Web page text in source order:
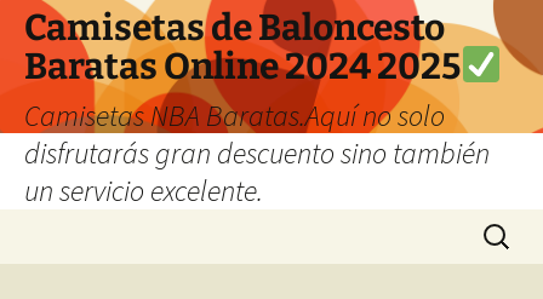
Camisetas de Baloncesto
Baratas Online 2024 2025
Camisetas NBA Baratas.Aquí no solo
disfrutarás gran descuento sino también
un servicio excelente.
Buscar: